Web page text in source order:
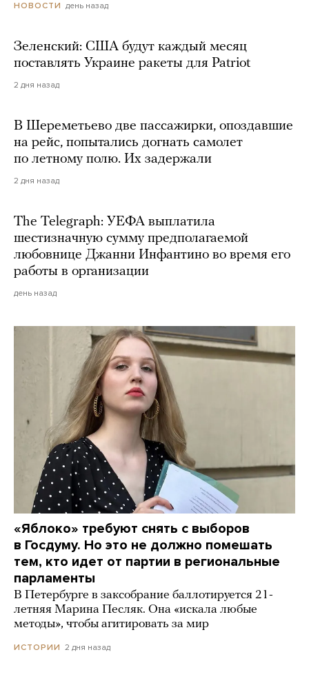
НОВОСТИ день назад
Зеленский: США будут каждый месяц
поставлять Украине ракеты для Patriot
2 дня назад
В Шереметьево две пассажирки, опоздавшие
на рейс, попытались догнать самолет
по летному полю. Их задержали
2 дня назад
The Telegraph: УЕФА выплатила
шестизначную сумму предполагаемой
любовнице Джанни Инфантино во время его
работы в организации
день назад
«Яблоко» требуют снять с выборов
в Госдуму. Но это не должно помешать
тем, кто идет от партии в региональные
парламенты
В Петербурге в заксобрание баллотируется 21-
летняя Марина Песляк. Она «искала любые
методы», чтобы агитировать за мир
ИСТОРИИ 2 дня назад